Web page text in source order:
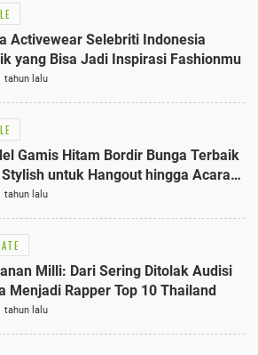
Activewear Selebriti Indonesia
yang Bisa Jadi Inspirasi Fashionmu
tahun lalu
Gamis Hitam Bordir Bunga Terbaik
untuk Hangout hingga Acara
tahun lalu
Milli: Dari Sering Ditolak Audisi
Menjadi Rapper Top 10 Thailand
tahun lalu